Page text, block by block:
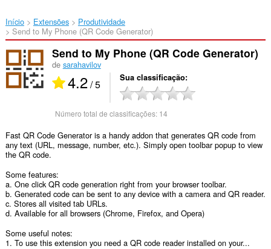
Início Extensões
Produtividade
Send to My Phone (QR Code Generator)‎
Send to My Phone (QR Code Generator)
de sarahavilov
4.2/ 5 Sua classificação
Número total de classificações: 14
Fast QR Code Generator is a handy addon that generates QR code from
any text (URL, message, number, etc.). Simply open toolbar popup to view
the QR code.
Some features:
a. One click QR code generation right from your browser toolbar.
b. Generated code can be sent to any device with a camera and QR reader.
c. Stores all visited tab URLs.
d. Available for all browsers (Chrome, Firefox, and Opera)
Some useful notes:
1. To use this extension you need a QR code reader installed on your...